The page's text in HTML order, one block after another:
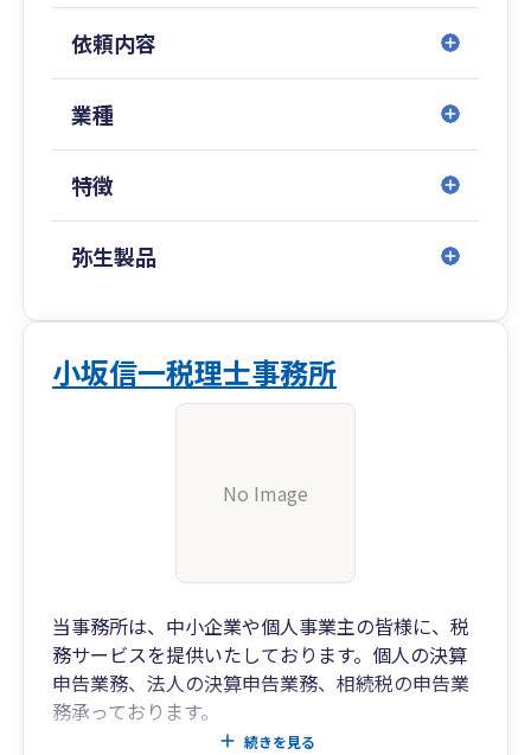
依頼内容
業種
特徴
弥生製品
小坂信一税理士事務所
No Image
当事務所は、中小企業や個人事業主の皆様に、税
務サービスを提供いたしております。個人の決算
申告業務、法人の決算申告業務、相続税の申告業
務承っております。
事業経営全般の支援をいたして活動しておりま
続きを見る